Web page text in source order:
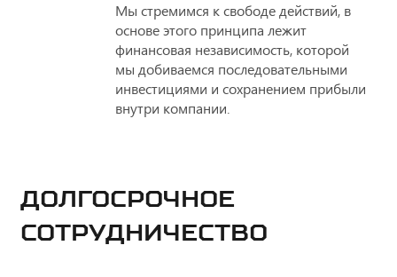
Мы стремимся к свободе действий, в
основе этого принципа лежит
финансовая независимость, которой
мы добиваемся последовательными
инвестициями и сохранением прибыли
внутри компании.
ДОЛГОСРОЧНОЕ
СОТРУДНИЧЕСТВО